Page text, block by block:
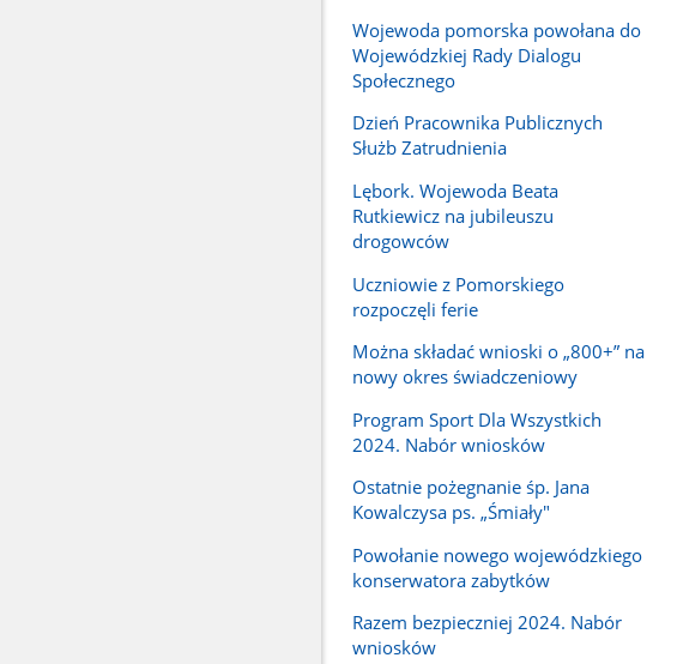
Wojewoda pomorska powołana do
Wojewódzkiej Rady Dialogu
Społecznego
Dzień Pracownika Publicznych
Służb Zatrudnienia
Lębork. Wojewoda Beata
Rutkiewicz na jubileuszu
drogowców
Uczniowie z Pomorskiego
rozpoczęli ferie
Można składać wnioski o „800+” na
nowy okres świadczeniowy
Program Sport Dla Wszystkich
2024. Nabór wniosków
Ostatnie pożegnanie śp. Jana
Kowalczysa ps. „Śmiały"
Powołanie nowego wojewódzkiego
konserwatora zabytków
Razem bezpieczniej 2024. Nabór
wniosków